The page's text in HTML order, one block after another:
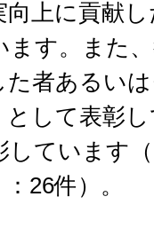
向上に貢献
ます。また
た者あるい
として表彰
しています
26件）。